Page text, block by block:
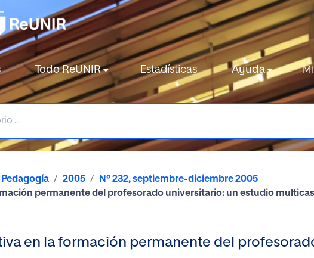
Todo ReUNIR Estadísticas Ayuda
Pedagogía 2005
Nº 232, septiembre-diciembre 2005
permanente del profesorado universitario: un estudio
en la formación permanente del